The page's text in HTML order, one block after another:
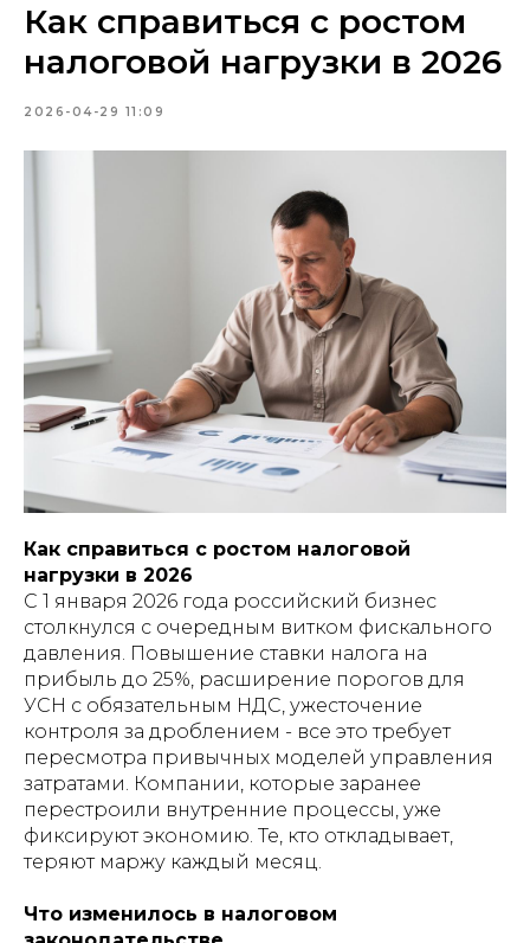
Как справиться с ростом
налоговой нагрузки в 2026
2026-04-29 11:09
Как справиться с ростом налоговой
нагрузки в 2026
С 1 января 2026 года российский бизнес
столкнулся с очередным витком фискального
давления. Повышение ставки налога на
прибыль до 25%, расширение порогов для
УСН с обязательным НДС, ужесточение
контроля за дроблением - все это требует
пересмотра привычных моделей управления
затратами. Компании, которые заранее
перестроили внутренние процессы, уже
фиксируют экономию. Те, кто откладывает,
теряют маржу каждый месяц.
Что изменилось в налоговом